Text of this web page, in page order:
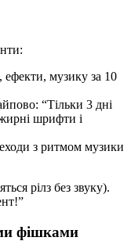
ефекти, музику за 10
“Тільки 3 дні
шрифти і
з ритмом музики
рілз без звуку).
фішками